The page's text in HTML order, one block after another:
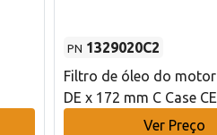
PN 1329020C2
Filtro de óleo do
DE x 172 mm C Case CE
Ver Preço